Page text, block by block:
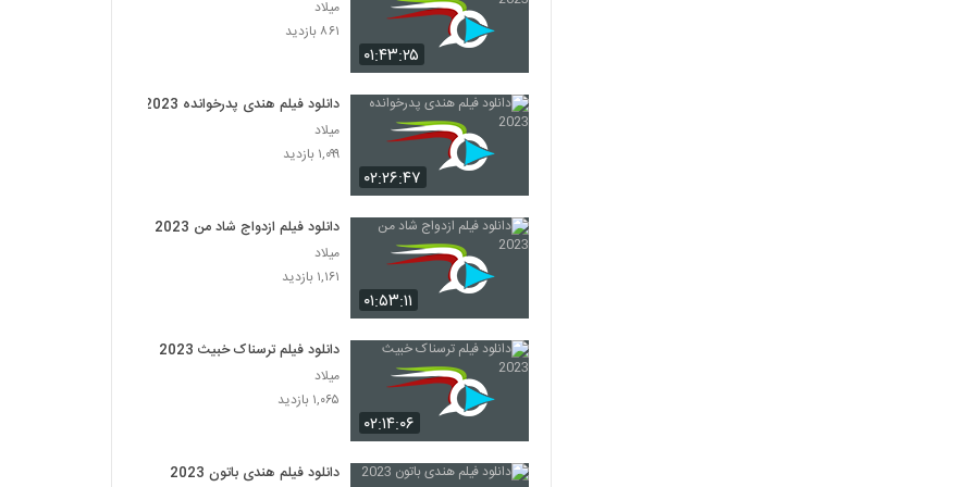
۰۱:۴۳:۲۵
میلاد
۸۶۱ بازدید
۰۲:۲۶:۴۷
دانلود فیلم هندی پدرخوانده 2023
میلاد
۱,۰۹۹ بازدید
۰۱:۵۳:۱۱
دانلود فیلم ازدواج شاد من 2023
میلاد
۱,۱۶۱ بازدید
۰۲:۱۴:۰۶
دانلود فیلم ترسناک خبیث 2023
میلاد
۱,۰۶۵ بازدید
دانلود فیلم هندی باتون 2023